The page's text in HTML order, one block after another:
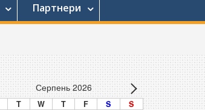
Партнери
Серпень 2026
T W T F S S